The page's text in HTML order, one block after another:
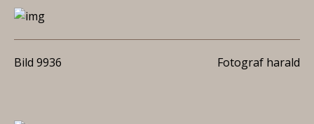
Bild 9936 Fotograf harald